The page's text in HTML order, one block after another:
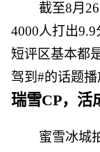
截至8月
4000人打出
短评区基本都
驾到#的话题播
瑞雪CP，活
蜜雪冰城